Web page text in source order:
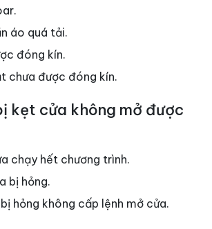
áo quá tải.
đóng kín.
chưa được đóng kín.
kẹt cửa không mở được
chạy hết chương trình.
bị hỏng.
hỏng không cấp lệnh mở cửa.